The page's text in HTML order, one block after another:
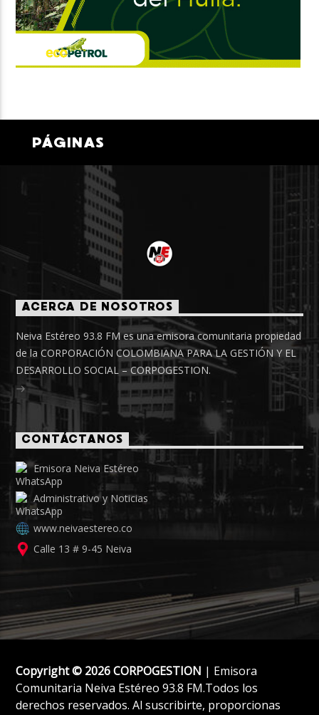
PÁGINAS
ACERCA DE NOSOTROS
Neiva Estéreo 93.8 FM es una emisora comunitaria propiedad
de la CORPORACIÓN COLOMBIANA PARA LA GESTIÓN Y EL
DESARROLLO SOCIAL – CORPOGESTION.
CONTÁCTANOS
Emisora Neiva Estéreo
Administrativo y Noticias
www.neivaestereo.co
Calle 13 # 9-45 Neiva
Copyright © 2026 CORPOGESTION | Emisora
Comunitaria Neiva Estéreo 93.8 FM.Todos los
derechos reservados. Al suscribirte, proporcionas